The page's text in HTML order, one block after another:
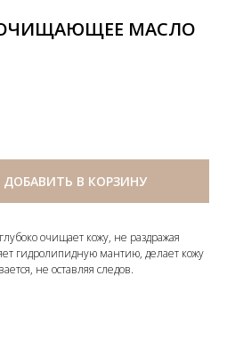
ОЧИЩАЮЩЕЕ МАСЛО
ДОБАВИТЬ В КОРЗИНУ
очищает кожу, не раздражая
гидролипидную мантию, делает кожу
не оставляя следов.